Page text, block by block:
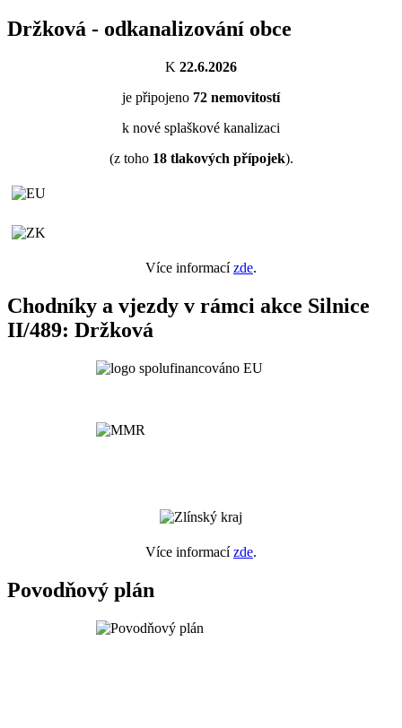
Držková - odkanalizování obce
K 22.6.2026
je připojeno 72 nemovitostí
k nové splaškové kanalizaci
(z toho 18tlakových přípojek).
Více informacízde.
Chodníky a vjezdy v rámci akce Silnice
II/489: Držková
Více informacízde.
Povodňový plán